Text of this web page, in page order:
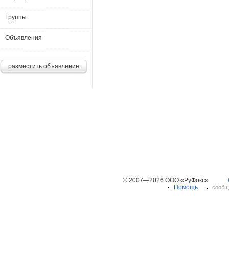
Группы
Объявления
разместить объявление
© 2007—2026 ООО «РуФокс»
Помощь